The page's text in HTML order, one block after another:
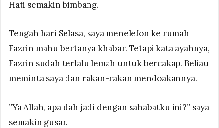
Hati semakin bimbang.
Tengah hari Selasa, saya menelefon ke rumah
Fazrin mahu bertanya khabar. Tetapi kata ayahnya,
Fazrin sudah terlalu lemah untuk bercakap. Beliau
meminta saya dan rakan-rakan mendoakannya.
”Ya Allah, apa dah jadi dengan sahabatku ini?” saya
semakin gusar.